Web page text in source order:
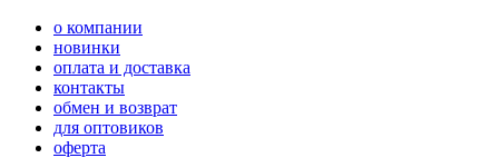
о компании
новинки
оплата и доставка
контакты
обмен и возврат
для оптовиков
оферта